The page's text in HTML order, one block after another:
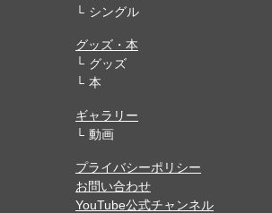
シングル
グッズ・本
グッズ
本
ギャラリー
動画
プライバシーポリシー
お問い合わせ
YouTube公式チャンネル